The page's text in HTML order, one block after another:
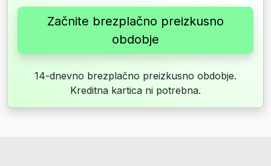
Začnite brezplačno preizkusno
obdobje
14-dnevno brezplačno preizkusno obdobje.
Kreditna kartica ni potrebna.